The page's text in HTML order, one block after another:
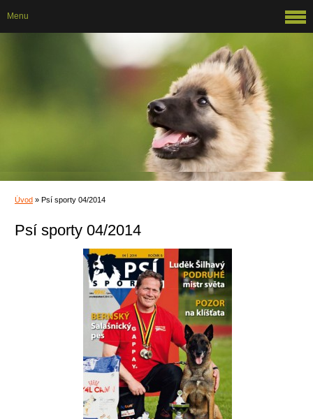
Úvod » Psí sporty 04/2014
Psí sporty 04/2014
Menu